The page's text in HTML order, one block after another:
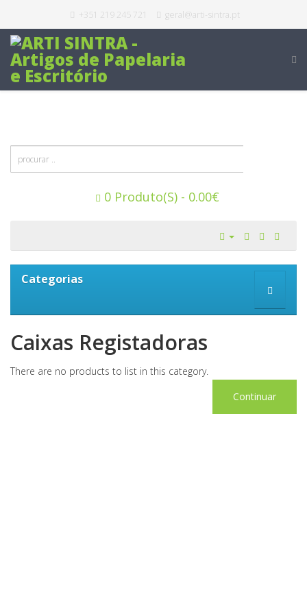
+351 219 245 721 geral@arti-sintra.pt
0 Produto(s) - 0.00€
Categorias
Caixas Registadoras
There are no products to list in this category.
Continuar